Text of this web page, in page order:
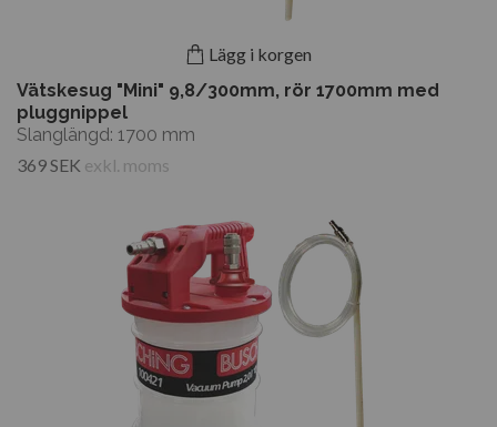
Lägg i korgen
Vätskesug "Mini" 9,8/300mm, rör 1700mm med
pluggnippel
Slanglängd: 1700 mm
369 SEK exkl. moms